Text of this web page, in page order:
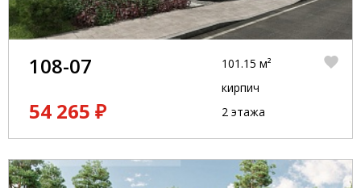
108-07
54 265 ₽
101.15 м²
кирпич
2 этажа